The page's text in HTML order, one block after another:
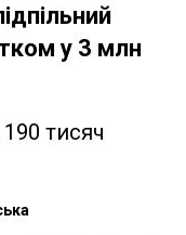
у 3 млн
тисяч